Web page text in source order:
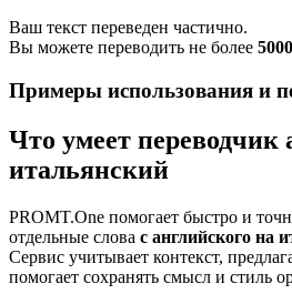
Ваш текст переведен частично.
Вы можете переводить не более 5000
Примеры использования и
Что умеет
итальянский
PROMT.One помогает быстро и
отдельные слова с английского на
Сервис учитывает контекст,
помогает сохранять смысл и стиль